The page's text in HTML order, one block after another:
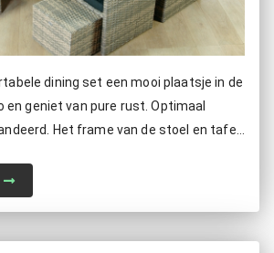
dining set een mooi plaatsje in de
en geniet van pure rust. Optimaal
Het frame van de stoel en tafel
extra mooie uitstraling gegarandeerd.
EIND JUNI OP VOORRAAD!